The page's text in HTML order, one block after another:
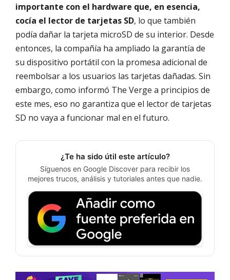
importante con el hardware que, en esencia,
cocía el lector de tarjetas SD, lo que también
podía dañar la tarjeta microSD de su interior. Desde
entonces, la compañía ha ampliado la garantía de
su dispositivo portátil con la promesa adicional de
reembolsar a los usuarios las tarjetas dañadas. Sin
embargo, como informó The Verge a principios de
este mes, eso no garantiza que el lector de tarjetas
SD no vaya a funcionar mal en el futuro.
¿Te ha sido útil este artículo?
Síguenos en Google Discover para recibir los
mejores trucos, análisis y tutoriales antes que nadie.